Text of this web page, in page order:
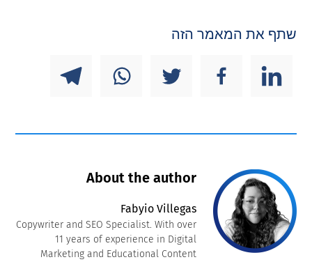
שתף את המאמר הזה
About the author
Fabyio Villegas
Copywriter and SEO Specialist. With over
11 years of experience in Digital
Marketing and Educational Content